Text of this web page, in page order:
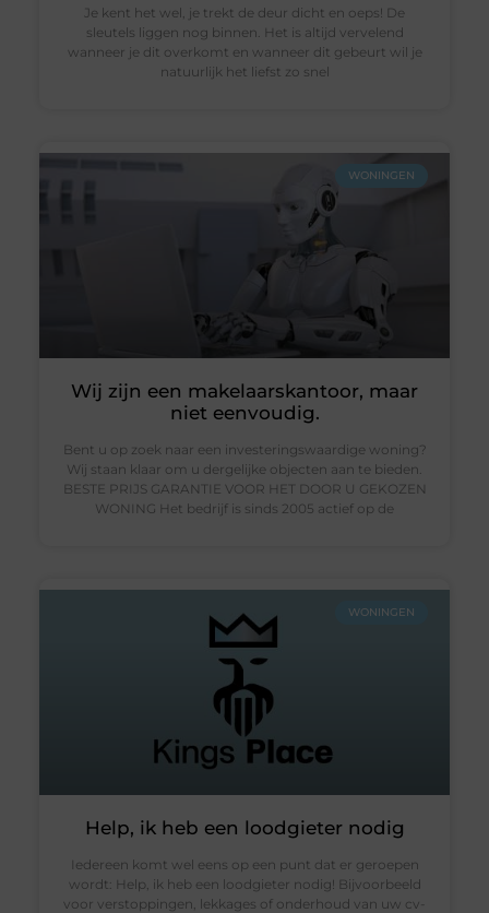
Je kent het wel, je trekt de deur dicht en oeps! De
sleutels liggen nog binnen. Het is altijd vervelend
wanneer je dit overkomt en wanneer dit gebeurt wil je
natuurlijk het liefst zo snel
WONINGEN
Wij zijn een makelaarskantoor, maar
niet eenvoudig.
Bent u op zoek naar een investeringswaardige woning?
Wij staan ​​klaar om u dergelijke objecten aan te bieden.
BESTE PRIJS GARANTIE VOOR HET DOOR U GEKOZEN
WONING Het bedrijf is sinds 2005 actief op de
WONINGEN
Help, ik heb een loodgieter nodig
Iedereen komt wel eens op een punt dat er geroepen
wordt: Help, ik heb een loodgieter nodig! Bijvoorbeeld
voor verstoppingen, lekkages of onderhoud van uw cv-